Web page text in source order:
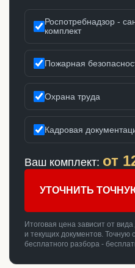
Роспотребнадзор -
комплект
Пожарная
Охрана труда
Кадровая
Ваш комплект: от
УТОЧНИТЬ
Итоговая цена зависит от
и текущих документов. Точную
бесплатного разбора -